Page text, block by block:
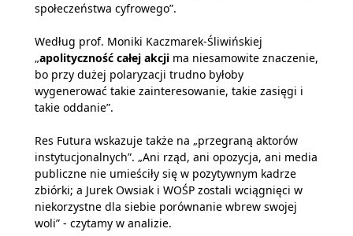
społeczeństwa cyfrowego”.
Według prof. Moniki Kaczmarek-Śliwińskiej
„apolityczność całej akcji ma niesamowite znaczenie,
bo przy dużej polaryzacji trudno byłoby
wygenerować takie zainteresowanie, takie zasięgi i
takie oddanie”.
Res Futura wskazuje także na „przegraną aktorów
instytucjonalnych”. „Ani rząd, ani opozycja, ani media
publiczne nie umieściły się w pozytywnym kadrze
zbiórki; a Jurek Owsiak i WOŚP zostali wciągnięci w
niekorzystne dla siebie porównanie wbrew swojej
woli” - czytamy w analizie.